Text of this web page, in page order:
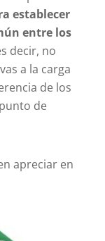
establecer
entre los
decir, no
a la carga
de los
de
apreciar en